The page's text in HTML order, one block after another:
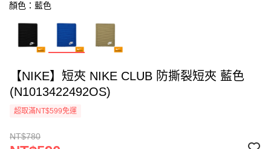
顏色：藍色
【NIKE】短夾 NIKE CLUB 防撕裂短夾 藍色
(N1013422492OS)
超取滿NT$599免運
NT$780